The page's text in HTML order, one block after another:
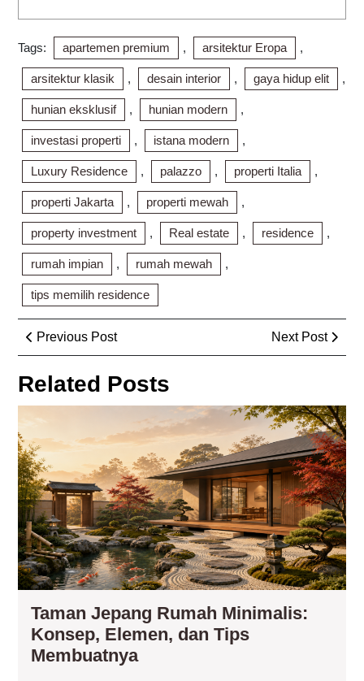
Tags: apartemen premium , arsitektur Eropa ,
arsitektur klasik , desain interior , gaya hidup elit ,
hunian eksklusif , hunian modern ,
investasi properti , istana modern ,
Luxury Residence , palazzo , properti Italia ,
properti Jakarta , properti mewah ,
property investment , Real estate , residence ,
rumah impian , rumah mewah ,
tips memilih residence
Post
navigation
Previous PostPrevious
Post
Next Post
Next
Post
Related Posts
dan
Taman Jepang Rumah Minimalis:
Konsep, Elemen, dan Tips
MembuatnyaTaman